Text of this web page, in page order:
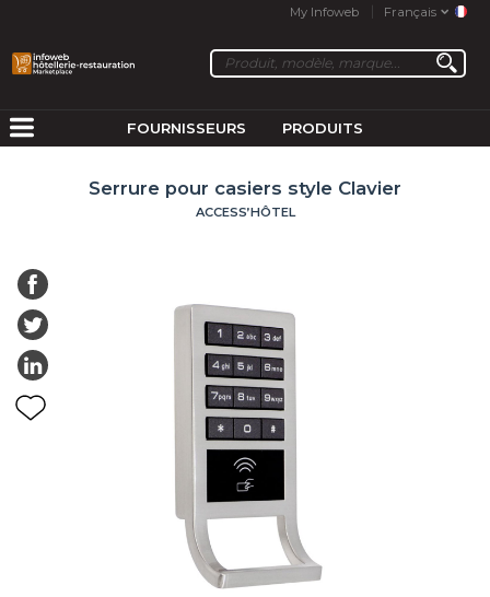
My Infoweb Français
FOURNISSEURS PRODUITS
Serrure pour casiers style Clavier
ACCESS’HÔTEL